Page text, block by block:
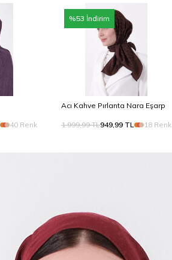
40 Renk
%53 İndirim
Acı Kahve Pırlanta Nara Eşarp
1.999,99TL949,99 TL 18 Renk